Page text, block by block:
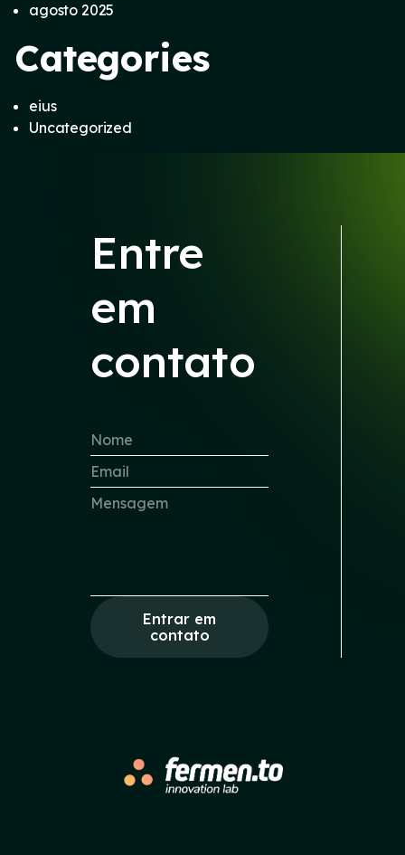
agosto 2025
Categories
eius
Uncategorized
Entre
em
contato
Entrar em
contato